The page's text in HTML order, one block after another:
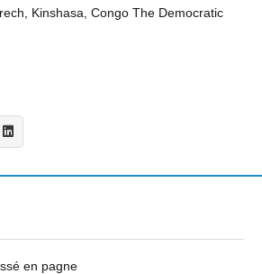
Kinshasa, Congo The Democratic
en pagne